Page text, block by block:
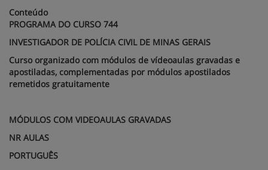
Conteúdo
PROGRAMA DO CURSO 744
INVESTIGADOR DE POLÍCIA CIVIL DE MINAS GERAIS
Curso organizado com módulos de vídeoaulas gravadas e
apostiladas, complementadas por módulos apostilados
remetidos gratuitamente
MÓDULOS COM VIDEOAULAS GRAVADAS
NR AULAS
PORTUGUÊS